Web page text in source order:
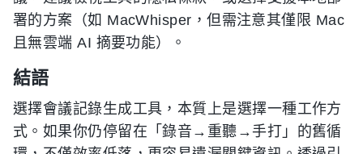
署的方案（如 MacWhisper，但需注意其僅限 Mac
且無雲端 AI 摘要功能）。
結語
選擇會議記錄生成工具，本質上是選擇一種工作方
式。如果你仍停留在「錄音→重聽→手打」的舊循